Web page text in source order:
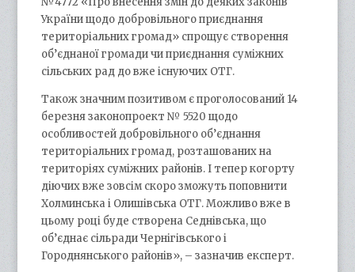
України щодо добровільного приєднання
територіальних громад» спрощує створення
об’єднаної громади чи приєднання суміжних
сільських рад до вже існуючих ОТГ.
Також значним позитивом є проголосований 14
березня законопроект № 5520 щодо
особливостей добровільного об’єднання
територіальних громад, розташованих на
територіях суміжних районів. І тепер когорту
діючих вже зовсім скоро зможуть поповнити
Холминська і Олишівська ОТГ. Можливо вже в
цьому році буде створена Седнівська, що
об’єднає сільради Чернігівського і
Городнянського районів», – зазначив експерт.